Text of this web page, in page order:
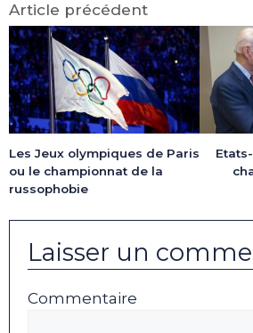
Article précédent
Les Jeux olympiques de Paris
ou le championnat de la
russophobie
Laisser un
Commentaire